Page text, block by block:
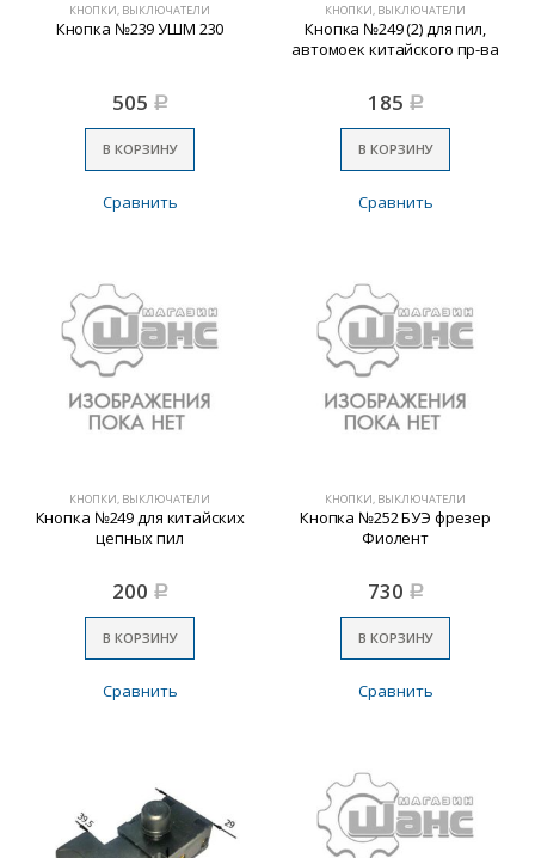
КНОПКИ, ВЫКЛЮЧАТЕЛИ
Кнопка №239 УШМ 230
505 Р
В КОРЗИНУ
Сравнить
КНОПКИ, ВЫКЛЮЧАТЕЛИ
Кнопка №249 (2) для пил,
автомоек китайского пр-ва
185 Р
В КОРЗИНУ
Сравнить
КНОПКИ, ВЫКЛЮЧАТЕЛИ
Кнопка №249 для китайских
цепных пил
200 Р
В КОРЗИНУ
Сравнить
КНОПКИ, ВЫКЛЮЧАТЕЛИ
Кнопка №252 БУЭ фрезер
Фиолент
730 Р
В КОРЗИНУ
Сравнить